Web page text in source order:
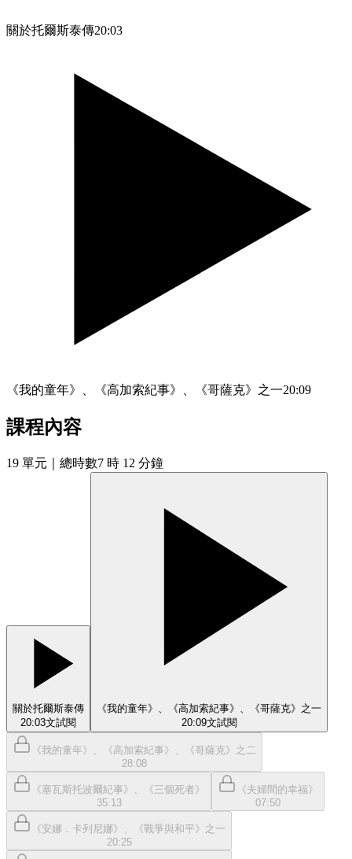
關於托爾斯泰傳20:03
《我的童年》、《高加索紀事》、《哥薩克》之一20:09
課程內容
19 單元 ｜總時數7 時 12 分鐘
關於托爾斯泰傳
20:03文試閱
《我的童年》、《高加索紀事》、《哥薩克》之一
20:09文試閱
《我的童年》、《高加索紀事》、《哥薩克》之二
28:08
《塞瓦斯托波爾紀事》、《三個死者》
35:13
《夫婦間的幸福》
07:50
《安娜．卡列尼娜》、《戰爭與和平》之一
20:25